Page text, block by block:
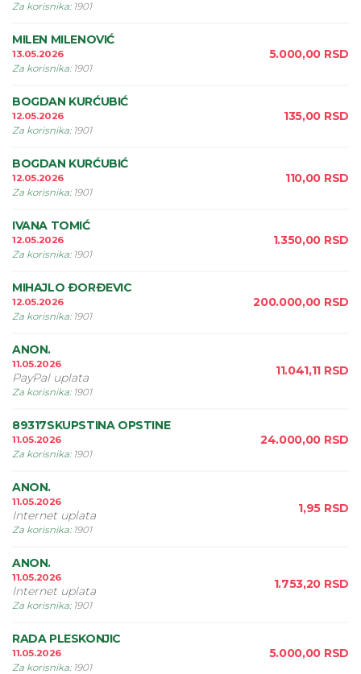
Za korisnika: 1901
MILEN MILENOVIĆ
13.05.2026
Za korisnika: 1901
5.000,00 RSD
BOGDAN KURĆUBIĆ
12.05.2026
Za korisnika: 1901
135,00 RSD
BOGDAN KURĆUBIĆ
12.05.2026
Za korisnika: 1901
110,00 RSD
IVANA TOMIĆ
12.05.2026
Za korisnika: 1901
1.350,00 RSD
MIHAJLO ÐORÐEVIC
12.05.2026
Za korisnika: 1901
200.000,00 RSD
ANON.
11.05.2026
PayPal uplata
Za korisnika: 1901
11.041,11 RSD
89317SKUPSTINA OPSTINE
11.05.2026
Za korisnika: 1901
24.000,00 RSD
ANON.
11.05.2026
Internet uplata
Za korisnika: 1901
1,95 RSD
ANON.
11.05.2026
Internet uplata
Za korisnika: 1901
1.753,20 RSD
RADA PLESKONJIC
11.05.2026
Za korisnika: 1901
5.000,00 RSD